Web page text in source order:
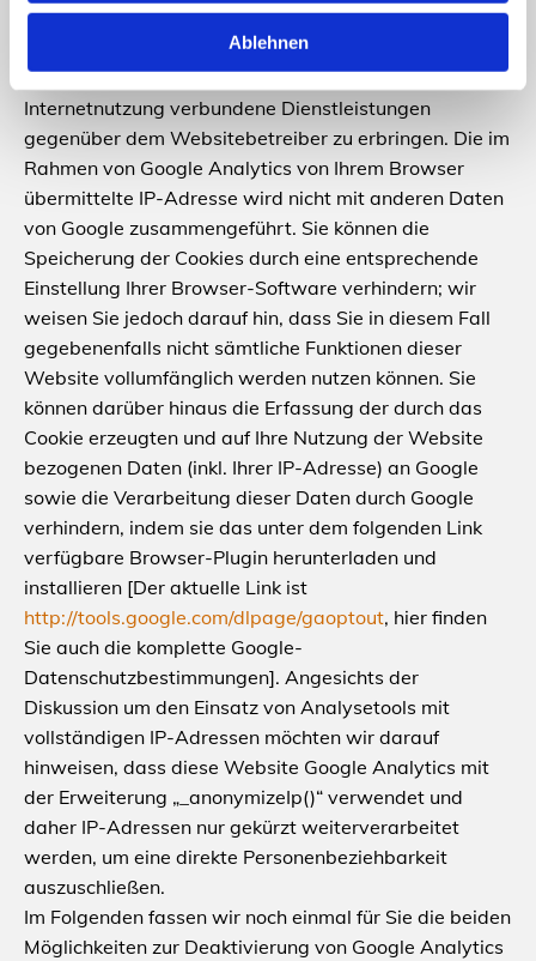
Ablehnen
Nutzung der Website auszuwerten, um Reports über
die Websiteaktivitäten zusammenzustellen und um
weitere mit der Websitenutzung und der
Internetnutzung verbundene Dienstleistungen
gegenüber dem Websitebetreiber zu erbringen. Die im
Rahmen von Google Analytics von Ihrem Browser
übermittelte IP-Adresse wird nicht mit anderen Daten
von Google zusammengeführt. Sie können die
Speicherung der Cookies durch eine entsprechende
Einstellung Ihrer Browser-Software verhindern; wir
weisen Sie jedoch darauf hin, dass Sie in diesem Fall
gegebenenfalls nicht sämtliche Funktionen dieser
Website vollumfänglich werden nutzen können. Sie
können darüber hinaus die Erfassung der durch das
Cookie erzeugten und auf Ihre Nutzung der Website
bezogenen Daten (inkl. Ihrer IP-Adresse) an Google
sowie die Verarbeitung dieser Daten durch Google
verhindern, indem sie das unter dem folgenden Link
verfügbare Browser-Plugin herunterladen und
installieren [Der aktuelle Link ist
http://tools.google.com/dlpage/gaoptout, hier finden
Sie auch die komplette Google-
Datenschutzbestimmungen]. Angesichts der
Diskussion um den Einsatz von Analysetools mit
vollständigen IP-Adressen möchten wir darauf
hinweisen, dass diese Website Google Analytics mit
der Erweiterung „_anonymizeIp()“ verwendet und
daher IP-Adressen nur gekürzt weiterverarbeitet
werden, um eine direkte Personenbeziehbarkeit
auszuschließen.
Im Folgenden fassen wir noch einmal für Sie die beiden
Möglichkeiten zur Deaktivierung von Google Analytics